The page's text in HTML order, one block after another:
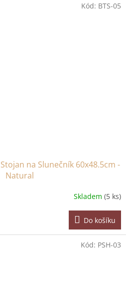
na Slunečník 60x48.5cm -
Natural
Skladem (5 ks)
Do košíku
Kód: BTS-05
Kód: PSH-03